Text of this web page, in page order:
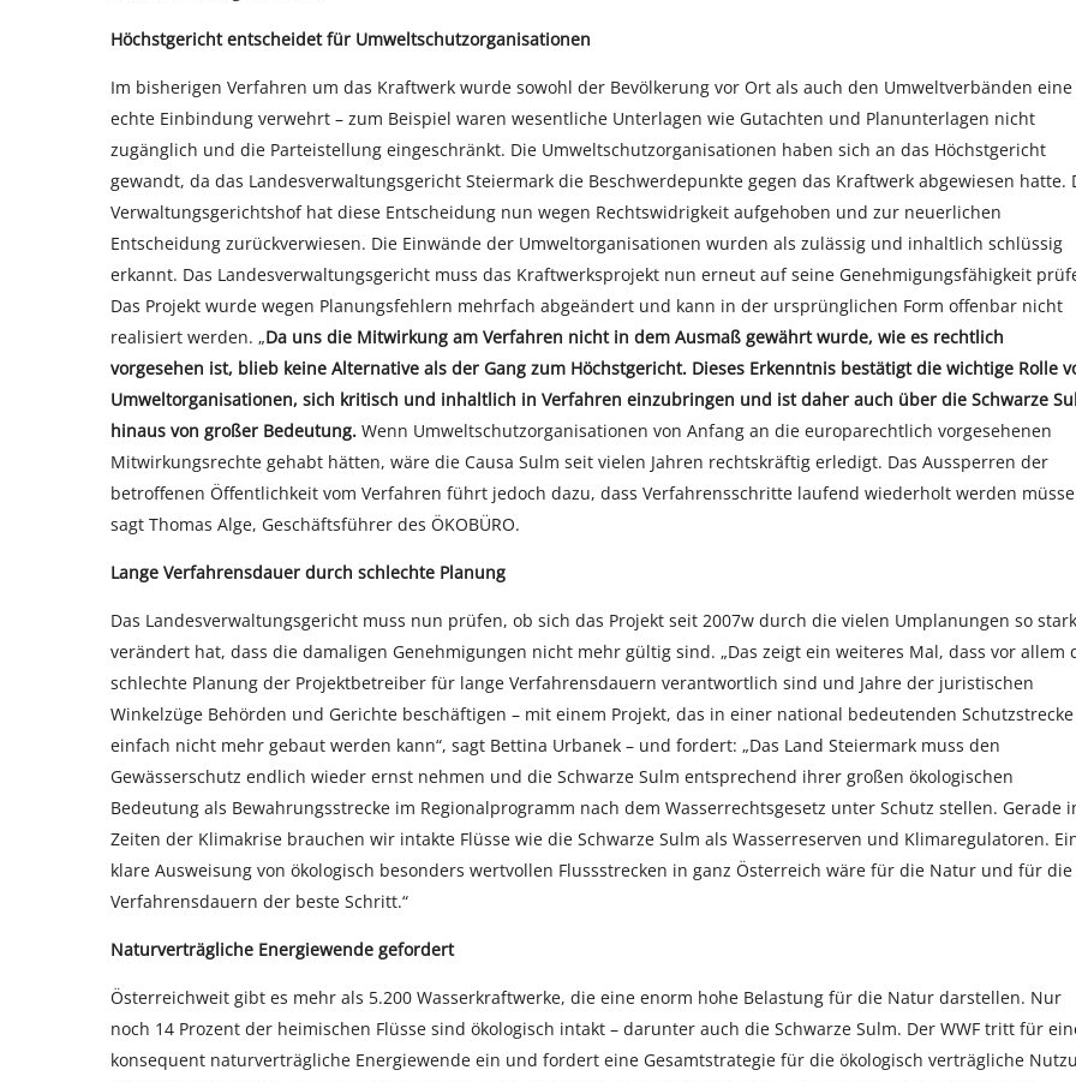
Höchstgericht entscheidet für Umweltschutzorganisationen
Im bisherigen Verfahren um das Kraftwerk wurde sowohl der Bevölkerung vor Ort als auch den Umweltverbänden eine
echte Einbindung verwehrt – zum Beispiel waren wesentliche Unterlagen wie Gutachten und Planunterlagen nicht
zugänglich und die Parteistellung eingeschränkt. Die Umweltschutzorganisationen haben sich an das Höchstgericht
gewandt, da das Landesverwaltungsgericht Steiermark die Beschwerdepunkte gegen das Kraftwerk abgewiesen hatte.
Verwaltungsgerichtshof hat diese Entscheidung nun wegen Rechtswidrigkeit aufgehoben und zur neuerlichen
Entscheidung zurückverwiesen. Die Einwände der Umweltorganisationen wurden als zulässig und inhaltlich schlüssig
erkannt. Das Landesverwaltungsgericht muss das Kraftwerksprojekt nun erneut auf seine Genehmigungsfähigkeit
Das Projekt wurde wegen Planungsfehlern mehrfach abgeändert und kann in der ursprünglichen Form offenbar nicht
realisiert werden. „Da uns die Mitwirkung am Verfahren nicht in dem Ausmaß gewährt wurde, wie es rechtlich
vorgesehen ist, blieb keine Alternative als der Gang zum Höchstgericht. Dieses Erkenntnis bestätigt die wichtige Rolle
Umweltorganisationen, sich kritisch und inhaltlich in Verfahren einzubringen und ist daher auch über die Schwarze
hinaus von großer Bedeutung. Wenn Umweltschutzorganisationen von Anfang an die europarechtlich vorgesehenen
Mitwirkungsrechte gehabt hätten, wäre die Causa Sulm seit vielen Jahren rechtskräftig erledigt. Das Aussperren der
betroffenen Öffentlichkeit vom Verfahren führt jedoch dazu, dass Verfahrensschritte laufend wiederholt werden
sagt Thomas Alge, Geschäftsführer des ÖKOBÜRO.
Lange Verfahrensdauer durch schlechte Planung
Das Landesverwaltungsgericht muss nun prüfen, ob sich das Projekt seit 2007w durch die vielen Umplanungen so stark
verändert hat, dass die damaligen Genehmigungen nicht mehr gültig sind. „Das zeigt ein weiteres Mal, dass vor allem
schlechte Planung der Projektbetreiber für lange Verfahrensdauern verantwortlich sind und Jahre der juristischen
Winkelzüge Behörden und Gerichte beschäftigen – mit einem Projekt, das in einer national bedeutenden Schutzstrecke
einfach nicht mehr gebaut werden kann“, sagt Bettina Urbanek – und fordert: „Das Land Steiermark muss den
Gewässerschutz endlich wieder ernst nehmen und die Schwarze Sulm entsprechend ihrer großen ökologischen
Bedeutung als Bewahrungsstrecke im Regionalprogramm nach dem Wasserrechtsgesetz unter Schutz stellen. Gerade
Zeiten der Klimakrise brauchen wir intakte Flüsse wie die Schwarze Sulm als Wasserreserven und Klimaregulatoren.
klare Ausweisung von ökologisch besonders wertvollen Flussstrecken in ganz Österreich wäre für die Natur und für die
Verfahrensdauern der beste Schritt.“
Naturverträgliche Energiewende gefordert
Österreichweit gibt es mehr als 5.200 Wasserkraftwerke, die eine enorm hohe Belastung für die Natur darstellen. Nur
noch 14 Prozent der heimischen Flüsse sind ökologisch intakt – darunter auch die Schwarze Sulm. Der WWF tritt für
konsequent naturverträgliche Energiewende ein und fordert eine Gesamtstrategie für die ökologisch verträgliche